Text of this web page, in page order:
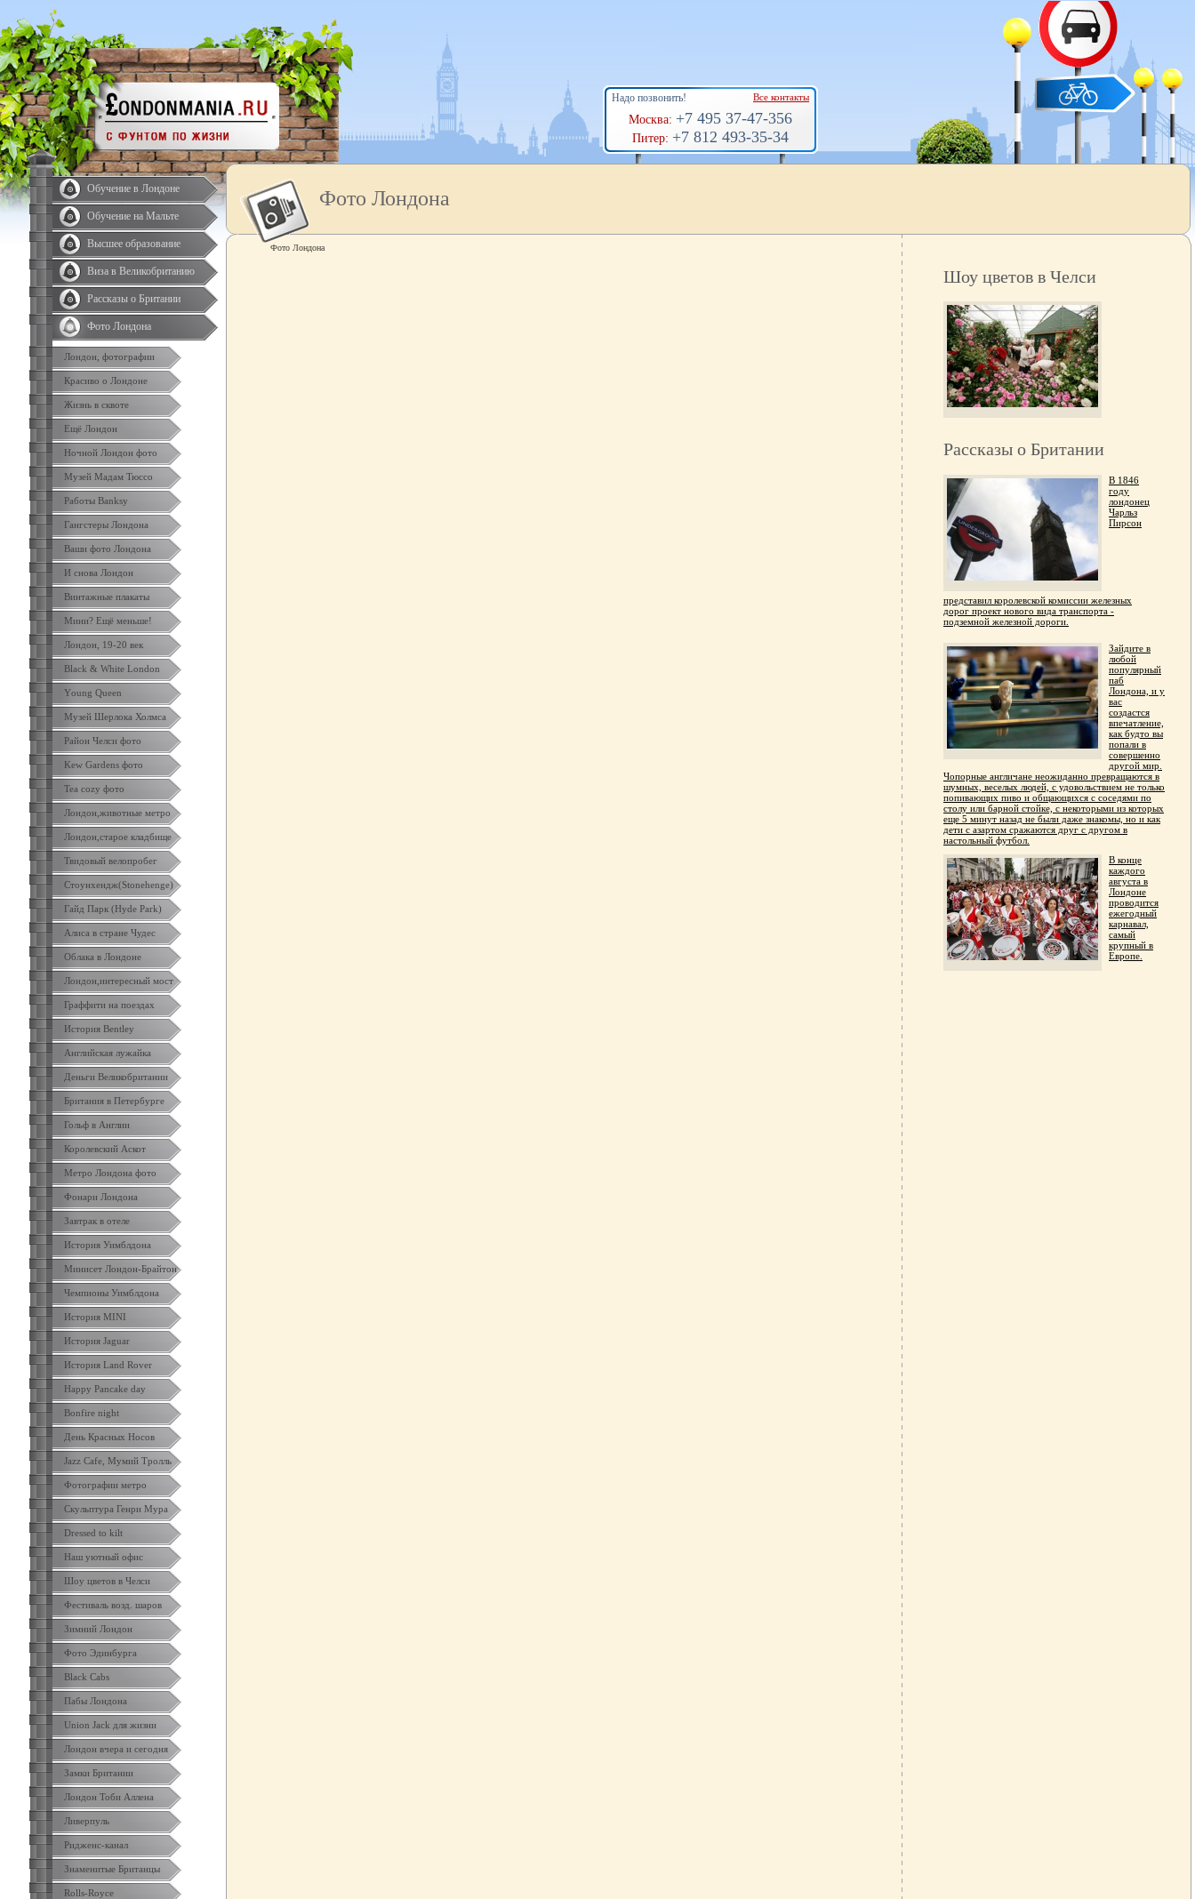
Обучение в Лондоне
Обучение на Мальте
Высшее образование
Виза в Великобританию
Рассказы о Британии
Фото Лондона
Лондон, фотографии
Красиво о Лондоне
Жизнь в сквоте
Ещё Лондон
Ночной Лондон фото
Музей Мадам Тюссо
Работы Banksy
Гангстеры Лондона
Ваши фото Лондона
И снова Лондон
Винтажные плакаты
Мини? Ещё меньше!
Лондон, 19-20 век
Black & White London
Yоung Queen
Музей Шерлока Холмса
Район Челси фото
Kew Gardens фото
Tea cozy фото
Лондон,животные метро
Лондон,старое кладбище
Твидовый велопробег
Стоунхендж(Stonehenge)
Гайд Парк (Hyde Park)
Алиса в стране Чудес
Облака в Лондоне
Лондон,интересный мост
Граффити на поездах
История Bentley
Английская лужайка
Деньги Великобритании
Британия в Петербурге
Гольф в Англии
Королевский Аскот
Метро Лондона фото
Фонари Лондона
Завтрак в отеле
История Уимблдона
Минисет Лондон-Брайтон
Чемпионы Уимблдона
История MINI
История Jaguar
История Land Rover
Happy Pancake day
Bonfire night
День Красных Носов
Jazz Cafe, Мумий Тролль
Фотографии метро
Скульптура Генри Мура
Dressed to kilt
Наш уютный офис
Шоу цветов в Челси
Фестиваль возд. шаров
Зимний Лондон
Фото Эдинбурга
Black Cabs
Пабы Лондона
Union Jack для жизни
Лондон вчера и сегодня
Замки Британии
Лондон Тоби Аллена
Ливерпуль
Ридженс-канал
Знаменитые Британцы
Rolls-Royce
Надо позвонить! Все контакты
Москва: +7 495 37-47-356
Питер: +7 812 493-35-34
Фото Лондона
Фото Лондона
Шоу цветов в Челси
Рассказы о Британии
В 1846
году
лондонец
Чарльз
Пирсон
представил королевской комиссии железных
дорог проект нового вида транспорта -
подземной железной дороги.
Зайдите в
любой
популярный
паб
Лондона, и у
вас
создастся
впечатление,
как будто вы
попали в
совершенно
другой мир.
Чопорные англичане неожиданно превращаются в
шумных, веселых людей, с удовольствием не только
попивающих пиво и общающихся с соседями по
столу или барной стойке, с некоторыми из которых
еще 5 минут назад не были даже знакомы, но и как
дети с азартом сражаются друг с другом в
настольный футбол.
В конце
каждого
августа в
Лондоне
проводится
ежегодный
карнавал,
самый
крупный в
Европе.